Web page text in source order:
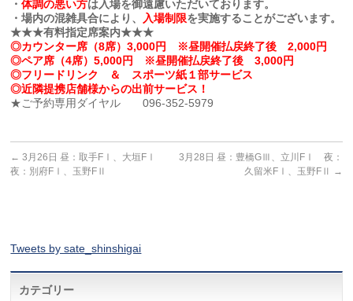
・体調の悪い方は入場を御遠慮いただいております。
・場内の混雑具合により、
入場制限を実施することがございます。
★★★有料指定席案内★★★
◎カウンター席（8席）3,000円 ※昼開催払戻終了後 2,000円
◎ペア席（4席）5,000円 ※昼開催払戻終了後 3,000円
◎フリードリンク ＆ スポーツ紙１部サービス
◎近隣提携店舗様からの出前サービス！
★ご予約専用ダイヤル 096-352-5979
← 3月26日 昼：取手FⅠ、大垣FⅠ
夜：別府FⅠ、玉野FⅡ
3月28日 昼：豊橋GⅢ、立川FⅠ 夜：
久留米FⅠ、玉野FⅡ
→
Tweets by sate_shinshigai
カテゴリー